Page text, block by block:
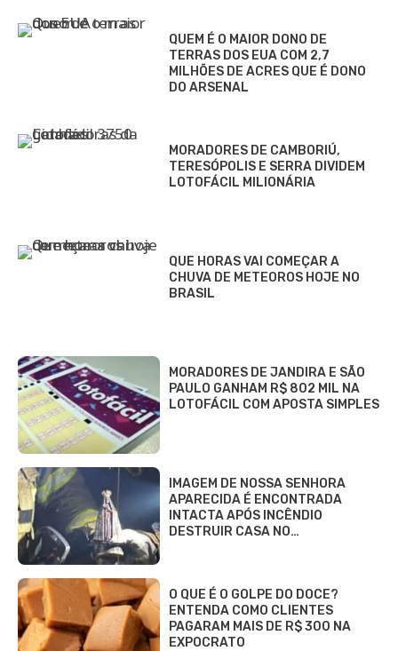
QUEM É O MAIOR DONO DE
TERRAS DOS EUA COM 2,7
MILHÕES DE ACRES QUE É DONO
DO ARSENAL
MORADORES DE CAMBORIÚ,
TERESÓPOLIS E SERRA DIVIDEM
LOTOFÁCIL MILIONÁRIA
QUE HORAS VAI COMEÇAR A
CHUVA DE METEOROS HOJE NO
BRASIL
MORADORES DE JANDIRA E SÃO
PAULO GANHAM R$ 802 MIL NA
LOTOFÁCIL COM APOSTA SIMPLES
IMAGEM DE NOSSA SENHORA
APARECIDA É ENCONTRADA
INTACTA APÓS INCÊNDIO
DESTRUIR CASA NO…
O QUE É O GOLPE DO DOCE?
ENTENDA COMO CLIENTES
PAGARAM MAIS DE R$ 300 NA
EXPOCRATO